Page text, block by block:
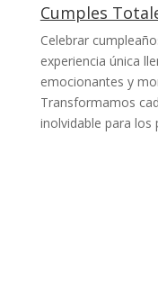
Cumples
Celebrar
experiencia única
emocionantes y
Transformamos
inolvidable para los